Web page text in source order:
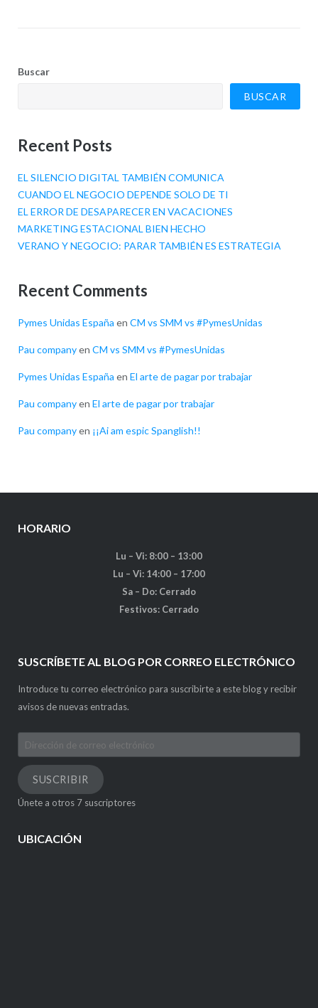
Buscar
BUSCAR
Recent Posts
EL SILENCIO DIGITAL TAMBIÉN COMUNICA
CUANDO EL NEGOCIO DEPENDE SOLO DE TI
EL ERROR DE DESAPARECER EN VACACIONES
MARKETING ESTACIONAL BIEN HECHO
VERANO Y NEGOCIO: PARAR TAMBIÉN ES ESTRATEGIA
Recent Comments
Pymes Unidas España en CM vs SMM vs #PymesUnidas
Pau companyen CM vs SMM vs #PymesUnidas
Pymes Unidas España en El arte de pagar por trabajar
Pau companyen El arte de pagar por trabajar
Pau companyen ¡¡Ai am espic Spanglish!!
HORARIO
Lu – Vi: 8:00 – 13:00
Lu – Vi: 14:00 – 17:00
Sa – Do: Cerrado
Festivos: Cerrado
SUSCRÍBETE AL BLOG POR CORREO ELECTRÓNICO
Introduce tu correo electrónico para suscribirte a este blog y recibir
avisos de nuevas entradas.
Dirección
de
correo
electrónico
SUSCRIBIR
Únete a otros 7 suscriptores
UBICACIÓN